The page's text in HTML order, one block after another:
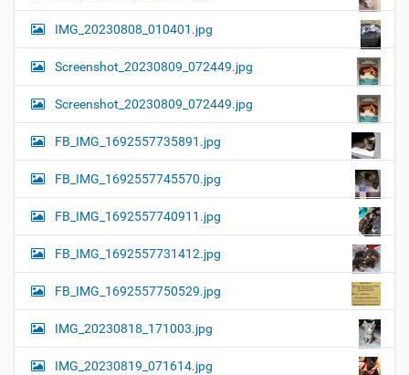
IMG_20230808_010401.jpg
Screenshot_20230809_072449.jpg
Screenshot_20230809_072449.jpg
FB_IMG_1692557735891.jpg
FB_IMG_1692557745570.jpg
FB_IMG_1692557740911.jpg
FB_IMG_1692557731412.jpg
FB_IMG_1692557750529.jpg
IMG_20230818_171003.jpg
IMG_20230819_071614.jpg